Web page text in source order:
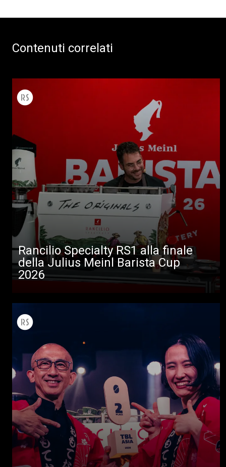
Contenuti correlati
Rancilio Specialty RS1 alla finale
della Julius Meinl Barista Cup
2026
Tutti
News
Download
Altro